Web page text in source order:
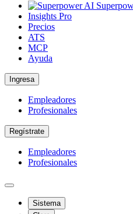
Insights Pro
Precios
ATS
MCP
Ayuda
Ingresa
Empleadores
Profesionales
Regístrate
Empleadores
Profesionales
Sistema